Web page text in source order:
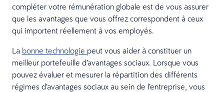
compléter votre rémunération globale est de vous assurer
que les avantages que vous offrez correspondent à ceux
qui importent réellement à vos employés.
La bonne technologie peut vous aider à constituer un
meilleur portefeuille d’avantages sociaux. Lorsque vous
pouvez évaluer et mesurer la répartition des différents
régimes d’avantages sociaux au sein de l’entreprise, vous